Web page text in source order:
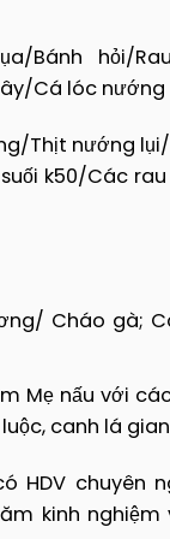
thức bữa trưa
khởi hành
giữa rừng
Bánh hỏi/
Cá lóc nướng
Thịt nướng
k50/Các
Cháo gà;
Mẹ nấu với
canh lá
HDV chuyên
kinh nghiệm